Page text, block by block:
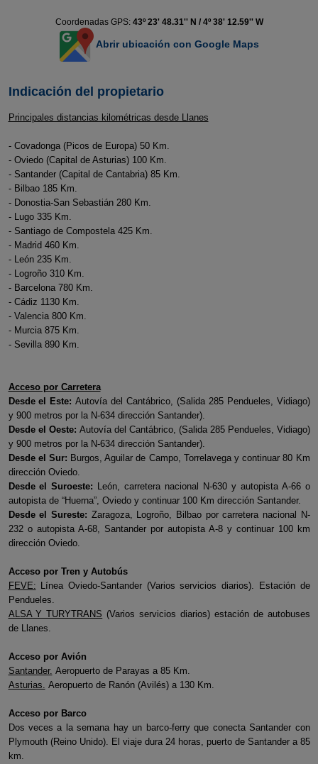
Coordenadas GPS: 43º 23' 48.31'' N / 4º 38' 12.59'' W
Abrir ubicación con Google Maps
Indicación del propietario
Principales distancias kilométricas desde Llanes
- Covadonga (Picos de Europa) 50 Km.
- Oviedo (Capital de Asturias) 100 Km.
- Santander (Capital de Cantabria) 85 Km.
- Bilbao 185 Km.
- Donostia-San Sebastián 280 Km.
- Lugo 335 Km.
- Santiago de Compostela 425 Km.
- Madrid 460 Km.
- León 235 Km.
- Logroño 310 Km.
- Barcelona 780 Km.
- Cádiz 1130 Km.
- Valencia 800 Km.
- Murcia 875 Km.
- Sevilla 890 Km.
Acceso por Carretera
Desde el Este: Autovía del Cantábrico, (Salida 285 Pendueles, Vidiago)
y 900 metros por la N-634 dirección Santander).
Desde el Oeste: Autovía del Cantábrico, (Salida 285 Pendueles, Vidiago)
y 900 metros por la N-634 dirección Santander).
Desde el Sur: Burgos, Aguilar de Campo, Torrelavega y continuar 80 Km
dirección Oviedo.
Desde el Suroeste: León, carretera nacional N-630 y autopista A-66 o
autopista de “Huerna”, Oviedo y continuar 100 Km dirección Santander.
Desde el Sureste: Zaragoza, Logroño, Bilbao por carretera nacional N-
232 o autopista A-68, Santander por autopista A-8 y continuar 100 km
dirección Oviedo.
Acceso por Tren y Autobús
FEVE: Línea Oviedo-Santander (Varios servicios diarios). Estación de
Pendueles.
ALSA Y TURYTRANS (Varios servicios diarios) estación de autobuses
de Llanes.
Acceso por Avión
Santander. Aeropuerto de Parayas a 85 Km.
Asturias. Aeropuerto de Ranón (Avilés) a 130 Km.
Acceso por Barco
Dos veces a la semana hay un barco-ferry que conecta Santander con
Plymouth (Reino Unido). El viaje dura 24 horas, puerto de Santander a 85
km.